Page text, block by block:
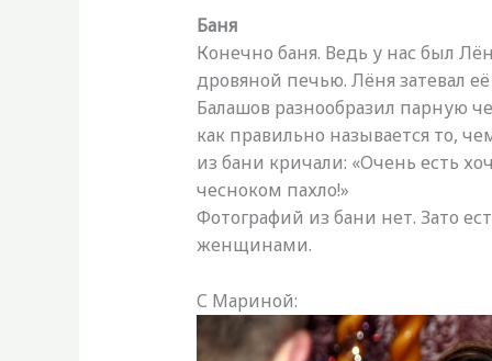
Баня
Конечно баня. Ведь у нас был
дровяной печью. Лёня затевал
Балашов разнообразил парную
как правильно называется то,
из бани кричали: «Очень есть
чесноком пахло!»
Фотографий из бани нет. Зато
женщинами.
С Мариной: